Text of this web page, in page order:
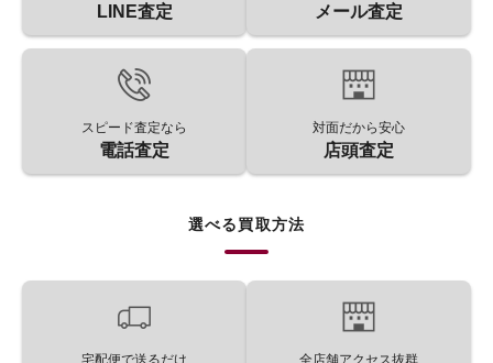
LINE査定 メール査定
スピード査定なら
電話査定
対面だから安心
店頭査定
選べる買取方法
宅配便で送るだけ 全店舗アクセス抜群